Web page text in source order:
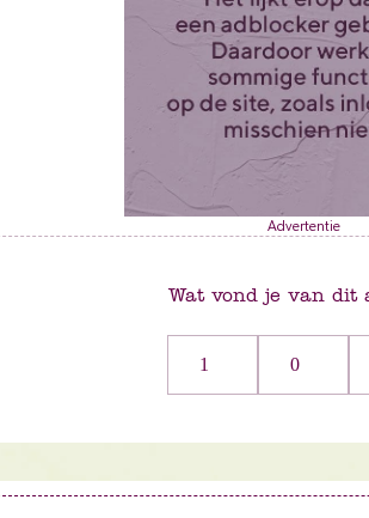
Advertentie
Wat vond je van dit
1 0